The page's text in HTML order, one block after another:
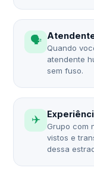
🗣️
Quando
atendente
sem fuso.
✈️
Grupo com
vistos e
dessa